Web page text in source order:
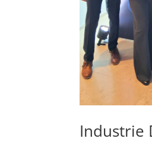
Industrie